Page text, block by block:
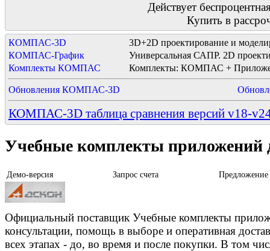
Действует
Купить в
КОМПАС-3D
3D+2D проектирование и
КОМПАС-График
Универсальная САПР. 2D
Комплекты КОМПАС
Комплекты: КОМПАС +
Обновления КОМПАС-3D
КОМПАС-3D таблица сравнения версий v18-
Учебные комплекты
Демо-версия Запрос счета Предложение
Официальный поставщик Учебные комплекты
консультации, помощь в выборе и оперативная
всех этапах - до, во время и после покупки. В том